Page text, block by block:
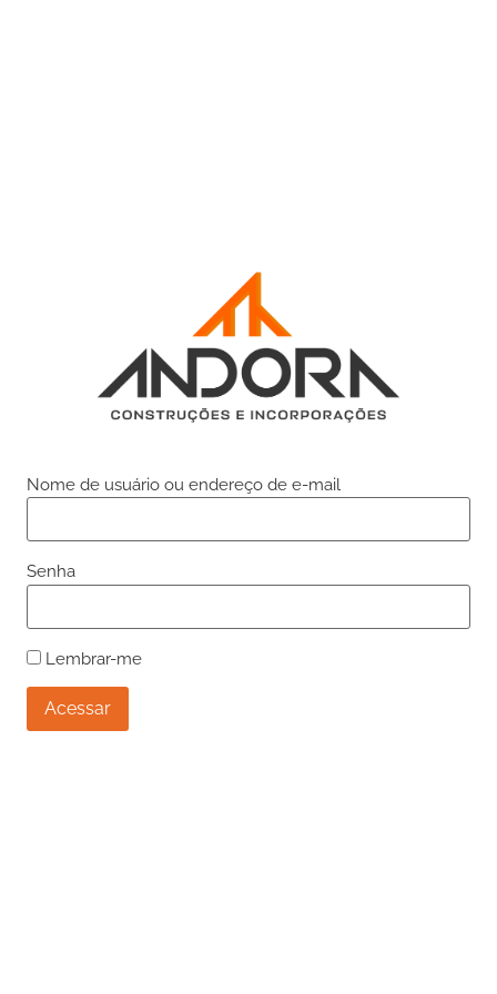
Nome de usuário ou endereço de e-mail
Senha
Lembrar-me